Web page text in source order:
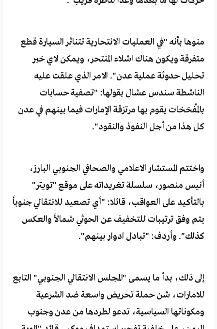
منوها بأنه "في العمليات الانتحارية تتناثر السيارة قطع
متفرقة ويكون هناك اشلاء المنتحر، ويمكن لاي خبر
تحليل حدوثة عملية عدن". الامر الذي علقت عليه
الناشطة سندس عشال بقولها: "تصفية حسابات
بالمُفخخات يقوم بها مرتزقة الإمارات فيما بينهم في عدن
كل هذا من أجل النفوذ والنقود".
واختتم المستشار الاعلامي والصحافي الجنوبي البارز،
أنيس منصور، سلسلة تغريداته على موقع "تويتر"
بالتأكيد على العواقب، قائلا: "أي تصعيد للانتقالي جنوباً
يتم وفق ترتيبات للتخفيف عن الحوثي شمالاً والعكس
كذلك". وأردف: "تبادل ادوار بينهم".
إلى ذلك، بدأ ما يسمى "المجلس الانتقالي الجنوبي" التابع
للامارات، شن حملة تحريض واسعة ضد الشرعية
ومكوناتها السياسية، تدعو لطردها من عدن وجنوب